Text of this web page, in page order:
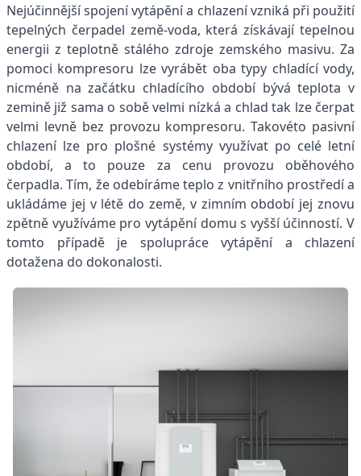
Nejúčinnější spojení vytápění a chlazení vzniká při použití
tepelných čerpadel země-voda, která získávají tepelnou
energii z teplotně stálého zdroje zemského masivu. Za
pomoci kompresoru lze vyrábět oba typy chladící vody,
nicméně na začátku chladícího období bývá teplota v
zemině již sama o sobě velmi nízká a chlad tak lze čerpat
velmi levně bez provozu kompresoru. Takovéto pasivní
chlazení lze pro plošné systémy využívat po celé letní
období, a to pouze za cenu provozu oběhového
čerpadla. Tím, že odebíráme teplo z vnitřního prostředí a
ukládáme jej v létě do země, v zimním období jej znovu
zpětně využíváme pro vytápění domu s vyšší účinností. V
tomto případě je spolupráce vytápění a chlazení
dotažena do dokonalosti.